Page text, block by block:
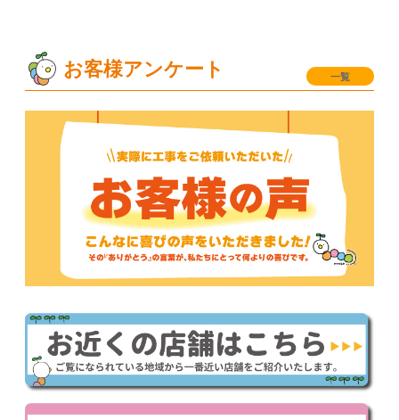
お客様アンケート 一覧